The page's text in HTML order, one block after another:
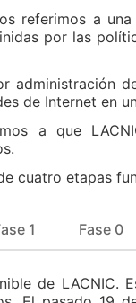
referimos a
por las
administración
de Internet en
a que
cuatro etapas
1 Fase 0
de LACNIC.